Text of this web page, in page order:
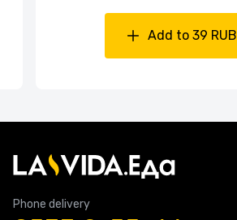
Add to 39 RUB
Phone delivery